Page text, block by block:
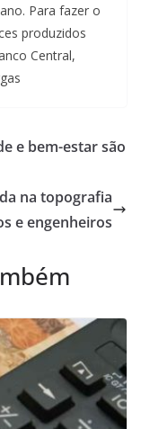
Para fazer o
produzidos
Central,
e bem-estar são
na topografia
e engenheiros